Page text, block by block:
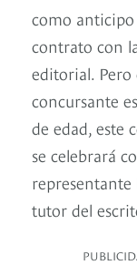
como anticipo
contrato con
editorial. Pero
concursante
de edad, este
se celebrará
representante
tutor del